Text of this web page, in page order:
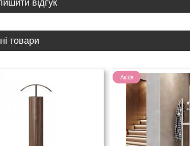
відгук
товари
Акція